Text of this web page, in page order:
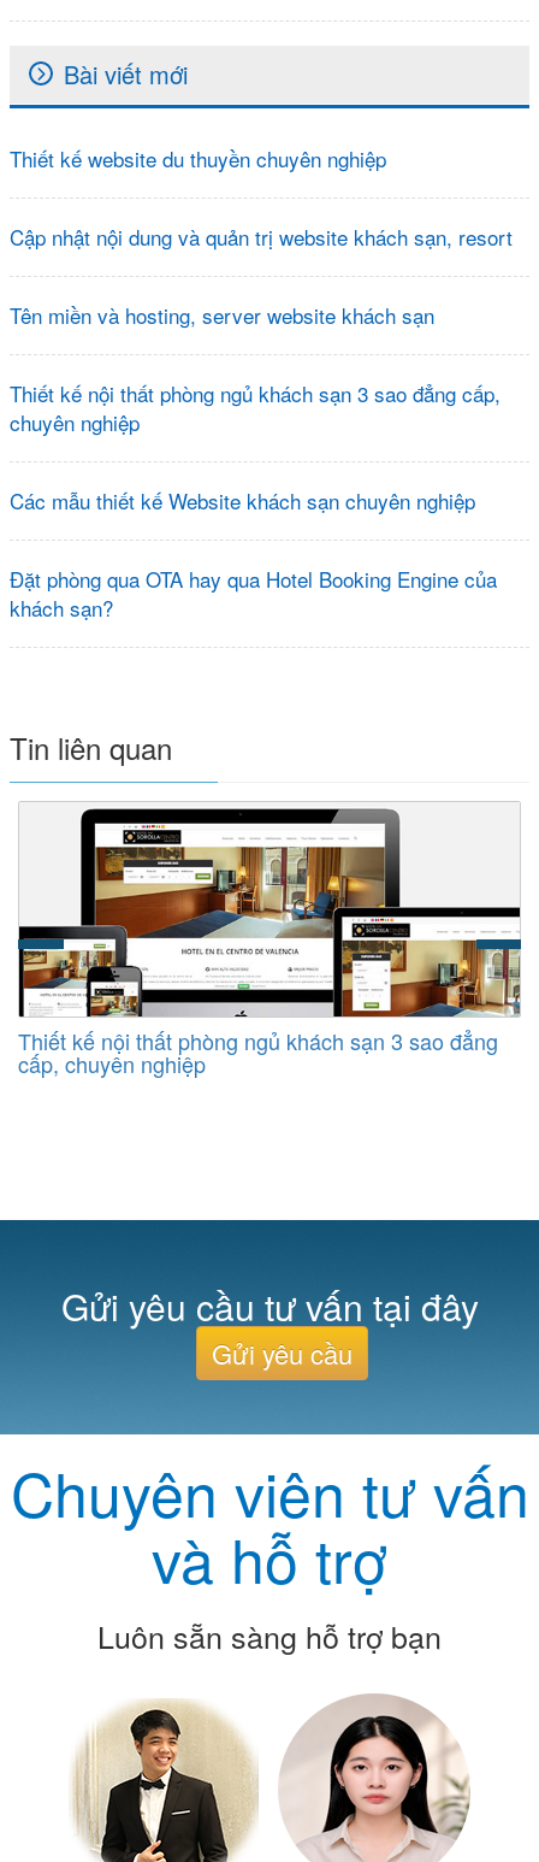
Bài viết mới
Thiết kế website du thuyền chuyên nghiệp
Cập nhật nội dung và quản trị website khách sạn, resort
Tên miền và hosting, server website khách sạn
Thiết kế nội thất phòng ngủ khách sạn 3 sao đẳng cấp,
chuyên nghiệp
Các mẫu thiết kế Website khách sạn chuyên nghiệp
Đặt phòng qua OTA hay qua Hotel Booking Engine của
khách sạn?
Tin liên quan
Thiết kế nội thất phòng ngủ khách sạn 3 sao đẳng
cấp, chuyên nghiệp
Gửi yêu cầu tư vấn tại đây
Gửi yêu cầu
Chuyên viên tư vấn
và hỗ trợ
Luôn sẵn sàng hỗ trợ bạn